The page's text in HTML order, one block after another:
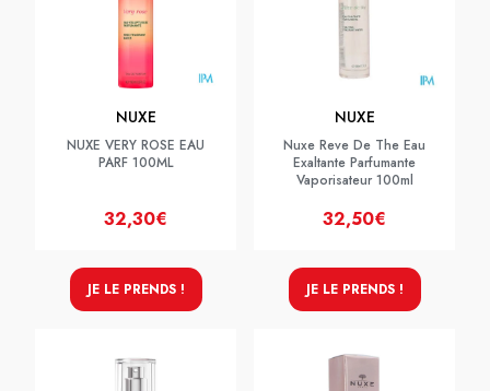
NUXE
NUXE VERY ROSE EAU
PARF 100ML
32,30€
JE LE PRENDS !
NUXE
Nuxe Reve De The Eau
Exaltante Parfumante
Vaporisateur 100ml
32,50€
JE LE PRENDS !